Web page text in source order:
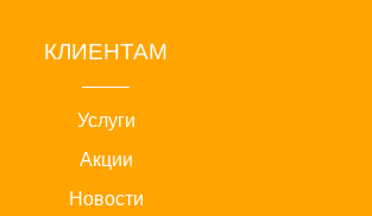
КЛИЕНТАМ
Услуги
Акции
Новости